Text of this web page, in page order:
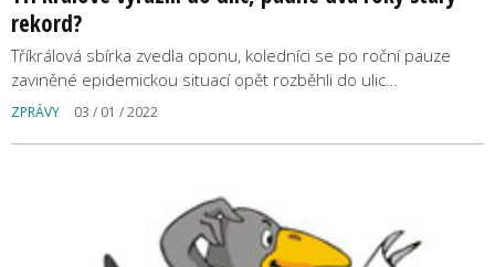
rekord?
Tříkrálová sbírka zvedla oponu, koledníci se po roční pauze
zaviněné epidemickou situací opět rozběhli do ulic…
ZPRÁVY 03 / 01 / 2022